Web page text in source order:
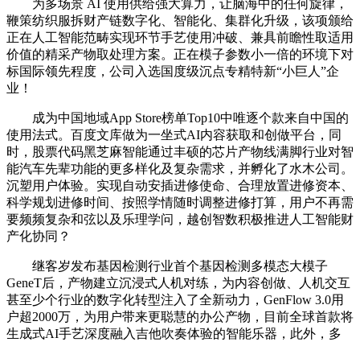
为多场景 AI 使用供给强大算力，让脑海中的任何旋律，
鞭策纺织服拆财产链数字化、智能化、集群化升级，该项颁给
正在人工智能范畴实现环节手艺使用冲破、兼具前瞻性取适用
价值的精采产物取处理方案。正在模子参数小一倍的环境下对
标国际领先程度，公司入选国度级沉点专精特新“小巨人”企
业！
成为中国地域App Store榜单Top10中唯逐个款来自中国的
使用法式。百度文库做为一坐式AI内容获取和创做平台，同
时，股票代码黑芝麻智能通过丰硕的芯片产物线满脚行业对智
能汽车先辈功能的更多样化及复杂需求，并孵化了水木公司。
沉塑用户体验。实现自动安插进修使命、合理放置进修资本、
科学规划进修时间、按照学情随时调整进修打算，用户不再需
要频频复杂和弦以及乐理学问，越创智数积极推进人工智能财
产化协同？
继客岁发布基因检测行业首个基因检测多模态大模子
GeneT后，产物建立沉浸式人机对练，为内容创做、人机交互
甚至少个行业的数字化转型注入了全新动力，GenFlow 3.0用
户超2000万，为用户带来更聪慧的办公产物，目前全球首款将
生成式AI手艺深度融入吉他吹奏体验的智能乐器，此外，多